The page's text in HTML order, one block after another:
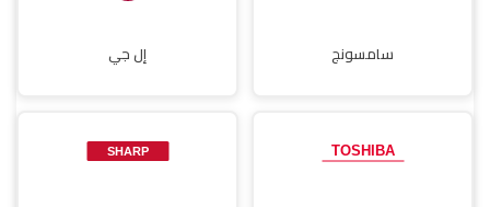
سامسونج إل جي